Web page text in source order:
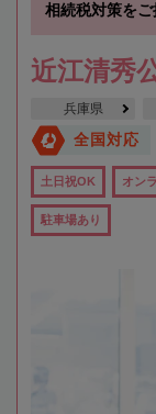
相続税対策をご
近江清秀
兵庫県
全国対応
土日祝OK オン
駐車場あり